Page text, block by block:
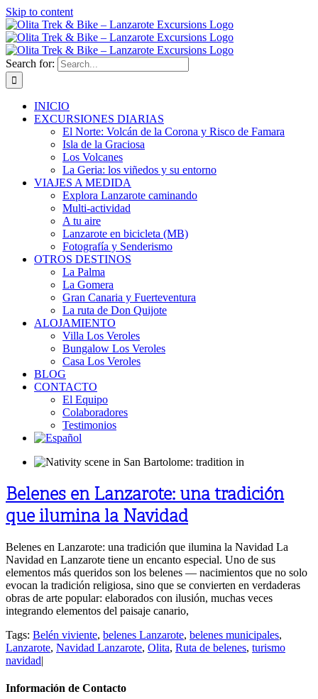
Skip to content
Search for:
INICIO
EXCURSIONES DIARIAS
El Norte: Volcán de la Corona y Risco de Famara
Isla de la Graciosa
Los Volcanes
La Geria: los viñedos y su entorno
VIAJES A MEDIDA
Explora Lanzarote caminando
Multi-actividad
A tu aire
Lanzarote en bicicleta (MB)
Fotografía y Senderismo
OTROS DESTINOS
La Palma
La Gomera
Gran Canaria y Fuerteventura
La ruta de Don Quijote
ALOJAMIENTO
Villa Los Veroles
Bungalow Los Veroles
Casa Los Veroles
BLOG
CONTACTO
El Equipo
Colaboradores
Testimonios
Belenes en Lanzarote: una tradición
que ilumina la Navidad
Belenes en Lanzarote: una tradición que ilumina la Navidad La
Navidad en Lanzarote tiene un encanto especial. Uno de sus
elementos más queridos son los belenes — nacimientos que no solo
evocan la tradición religiosa, sino que se convierten en verdaderas
obras de arte popular: elaborados con ilusión, muchas veces
integrando elementos del paisaje canario,
Tags: Belén viviente, belenes Lanzarote, belenes municipales,
Lanzarote, Navidad Lanzarote, Olita, Ruta de belenes, turismo
navidad|
Información de Contacto